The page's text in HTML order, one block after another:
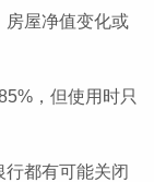
房屋净值变化或
，但使用时只
都有可能关闭